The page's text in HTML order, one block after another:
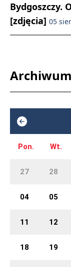
Bydgoszczy.
[zdjęcia] 05
Archiwum
Pon. Wt.
27 28
04 05
11 12
18 19